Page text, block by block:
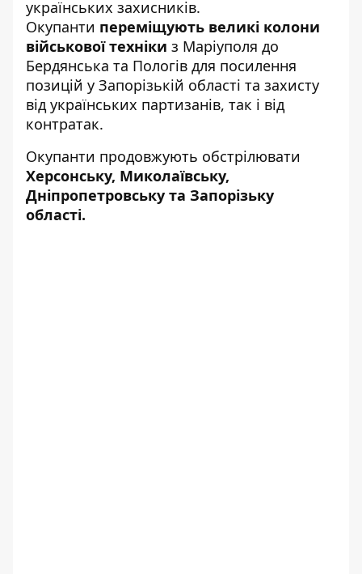
українських захисників.
Окупанти переміщують великі колони
військової техніки з Маріуполя до
Бердянська та Пологів для посилення
позицій у Запорізькій області та захисту
від українських партизанів, так і від
контратак.
Окупанти продовжують обстрілювати
Херсонську, Миколаївську,
Дніпропетровську та Запорізьку
області.